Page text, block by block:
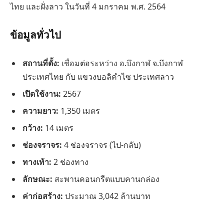
ไทย และฝั่งลาว ในวันที่ 4 มกราคม พ.ศ. 2564
ข้อมูลทั่วไป
สถานที่ตั้ง: เชื่อมต่อระหว่าง อ.บึงกาฬ จ.บึงกาฬ
ประเทศไทย กับ แขวงบอลิคำไซ ประเทศลาว
เปิดใช้งาน: 2567
ความยาว: 1,350 เมตร
กว้าง: 14 เมตร
ช่องจราจร: 4 ช่องจราจร (ไป-กลับ)
ทางเท้า: 2 ช่องทาง
ลักษณะ: สะพานคอนกรีตแบบคานกล่อง
ค่าก่อสร้าง: ประมาณ 3,042 ล้านบาท